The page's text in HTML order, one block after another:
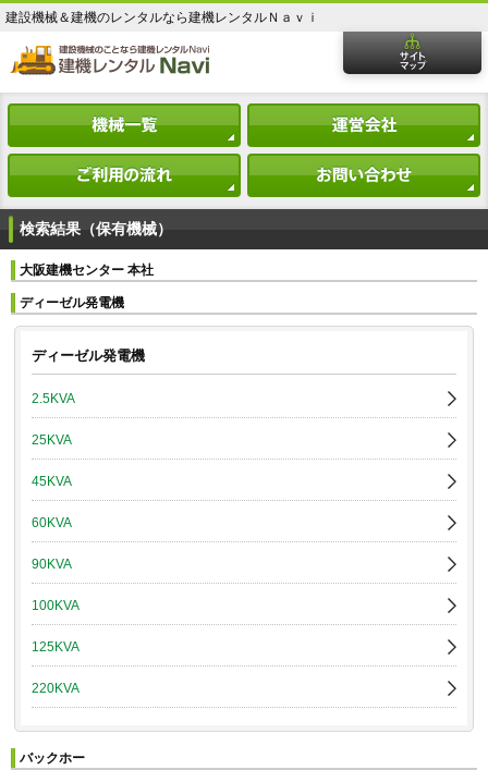
建設機械＆建機のレンタルなら建機レンタルＮａｖｉ
検索結果（保有機械）
大阪建機センター 本社
ディーゼル発電機
ディーゼル発電機
2.5KVA
25KVA
45KVA
60KVA
90KVA
100KVA
125KVA
220KVA
バックホー